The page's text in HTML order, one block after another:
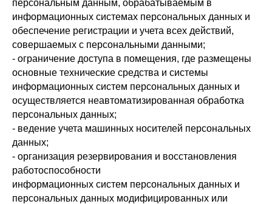
персональным данным, обрабатываемым в
информационных системах персональных данных и
обеспечение регистрации и учета всех действий,
совершаемых с персональными данными;
- ограничение доступа в помещения, где размещены
основные технические средства и системы
информационных систем персональных данных и
осуществляется неавтоматизированная обработка
персональных данных;
- ведение учета машинных носителей персональных
данных;
- организация резервирования и восстановления
работоспособности
информационных систем персональных данных и
персональных данных модифицированных или